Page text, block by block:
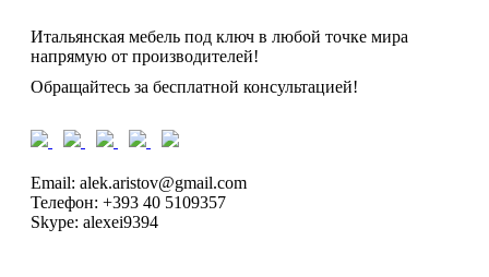
Итальянская мебель под ключ в любой точке мира
напрямую от производителей!
Обращайтесь за бесплатной консультацией!
Email: alek.aristov@gmail.com
Телефон: +393 40 5109357
Skype: alexei9394